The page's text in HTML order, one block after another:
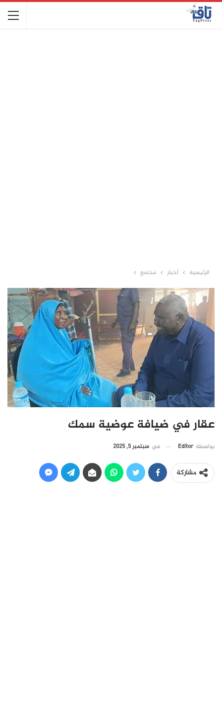
الرئيسية أخبار مجتمع
عقار في ضيافة عوضية سمك
بواسطة Editor في سبتمبر 5, 2025
مشاركة